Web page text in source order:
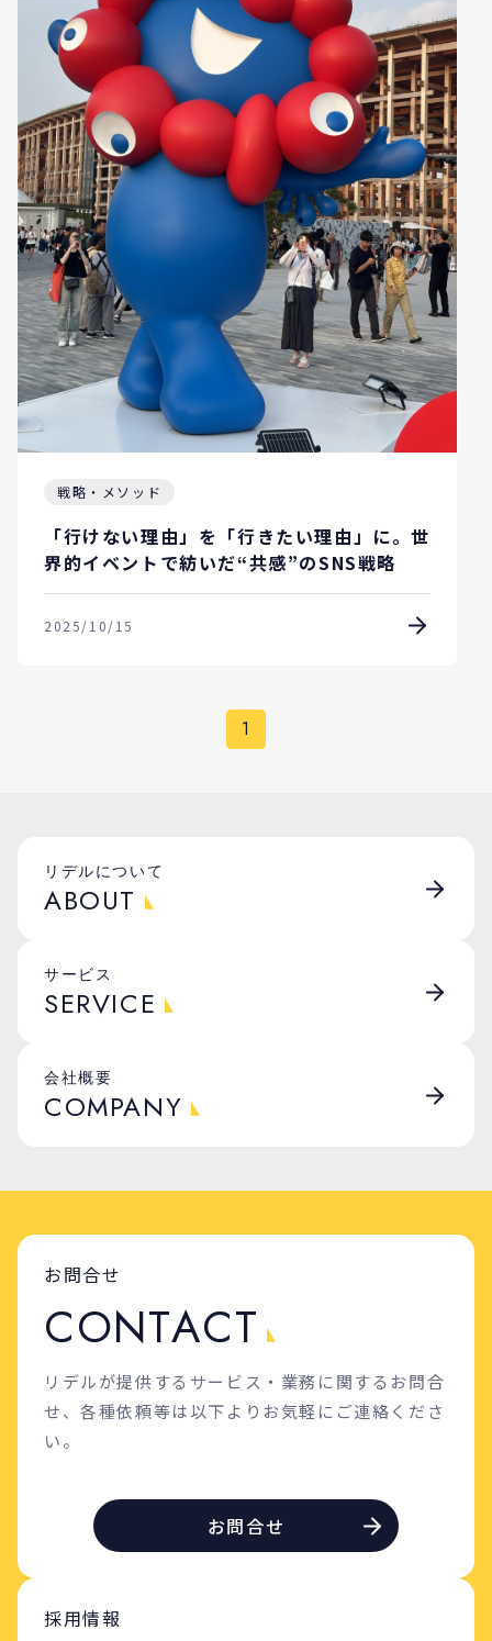
戦略・メソッド
「行けない理由」を「行きたい理由」に。世
界的イベントで紡いだ“共感”のSNS戦略
2025/10/15
1
リデルについて
ABOUT
サービス
SERVICE
会社概要
COMPANY
お問合せ
CONTACT
リデルが提供するサービス・業務に関するお問合
せ、各種依頼等は以下よりお気軽にご連絡くださ
い。
お問合せ
採用情報